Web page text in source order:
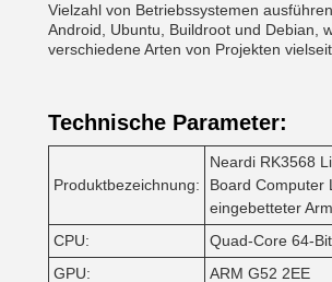
Vielzahl von Betriebssystemen
Android, Ubuntu, Buildroot und Debian,
verschiedene Arten von Projekten
Technische Parameter:
Produktbezeichnung:
Neardi RK3568
Board Computer
eingebetteter
CPU:
Quad-Core 64-
GPU:
ARM G52 2EE